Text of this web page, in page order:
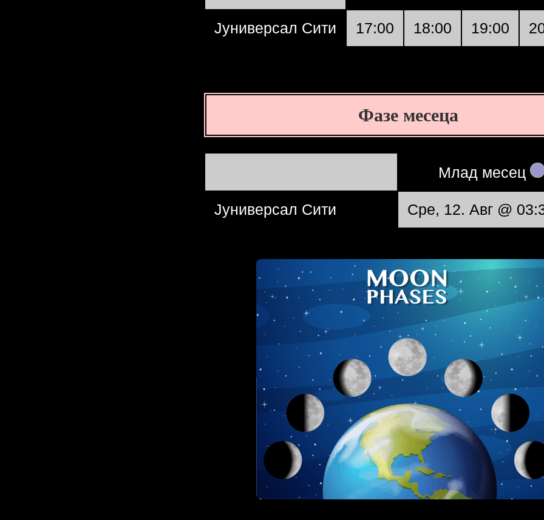
Јуниверсал Сити 17:00 18:00 19:00
Фазе месеца
Mлад месец
Јуниверсал Сити Сре, 12. Авг @